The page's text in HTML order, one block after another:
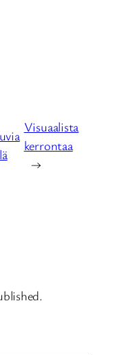
Visuaalista
kerrontaa
→